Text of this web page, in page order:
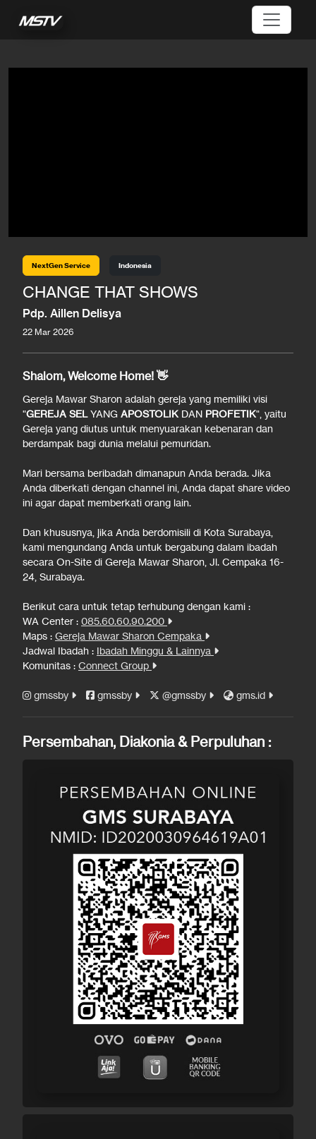
NextGen Service Indonesia
CHANGE THAT SHOWS
Pdp. Aillen Delisya
22 Mar 2026
Shalom, Welcome Home! 👋
Gereja Mawar Sharon adalah gereja yang memiliki visi
"GEREJA SELYANG APOSTOLIK DAN PROFETIK", yaitu
Gereja yang diutus untuk menyuarakan kebenaran dan
berdampak bagi dunia melalui pemuridan.
Mari bersama beribadah dimanapun Anda berada. Jika
Anda diberkati dengan channel ini, Anda dapat share video
ini agar dapat memberkati orang lain.
Dan khususnya, jika Anda berdomisili di Kota Surabaya,
kami mengundang Anda untuk bergabung dalam ibadah
secara On-Site di Gereja Mawar Sharon, Jl. Cempaka 16-
24, Surabaya.
Berikut cara untuk tetap terhubung dengan kami :
WA Center : 085.60.60.90.200
Maps : Gereja Mawar Sharon Cempaka
Jadwal Ibadah : Ibadah Minggu & Lainnya
Komunitas : Connect Group
gmssby gmssby @gmssby gms.id
Persembahan, Diakonia & Perpuluhan :